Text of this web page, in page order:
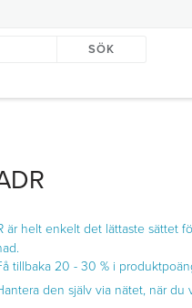
SÖK
är helt enkelt det lättaste sättet
tillbaka 20 - 30 % i
den själv via nätet, när du